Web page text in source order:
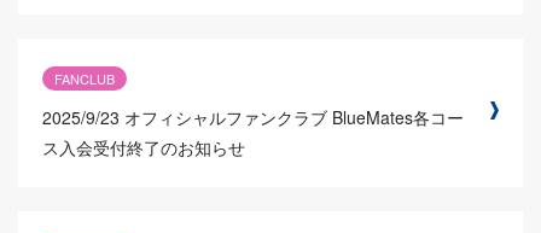
FANCLUB
2025/9/23 オフィシャルファンクラブ BlueMates各コー
ス入会受付終了のお知らせ